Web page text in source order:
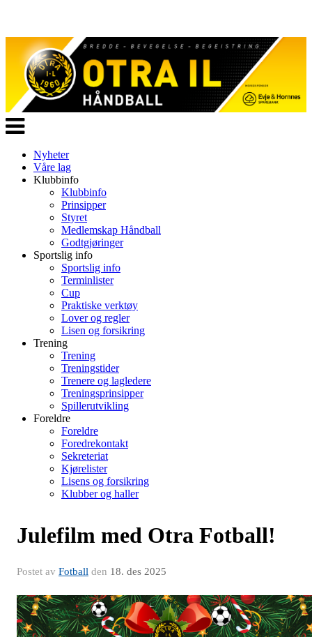
Veksle
navigasjon
Nyheter
Våre lag
Klubbinfo
Klubbinfo
Prinsipper
Styret
Medlemskap Håndball
Godtgjøringer
Sportslig info
Sportslig info
Terminlister
Cup
Praktiske verktøy
Lover og regler
Lisen og forsikring
Trening
Trening
Treningstider
Trenere og lagledere
Treningsprinsipper
Spillerutvikling
Foreldre
Foreldre
Foredrekontakt
Sekreteriat
Kjørelister
Lisens og forsikring
Klubber og haller
Julefilm med Otra Fotball!
Postet av Fotball den 18. des 2025